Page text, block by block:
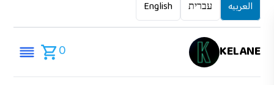
العربيه עברית English
KELANE
0